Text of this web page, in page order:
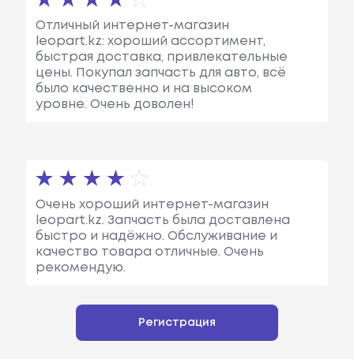
Отличный интернет-магазин
leopart.kz: хороший ассортимент,
быстрая доставка, привлекательные
цены. Покупал запчасть для авто, всё
было качественно и на высоком
уровне. Очень доволен!
Очень хороший интернет-магазин
leopart.kz. Запчасть была доставлена
быстро и надёжно. Обслуживание и
качество товара отличные. Очень
рекомендую.
Регистрация